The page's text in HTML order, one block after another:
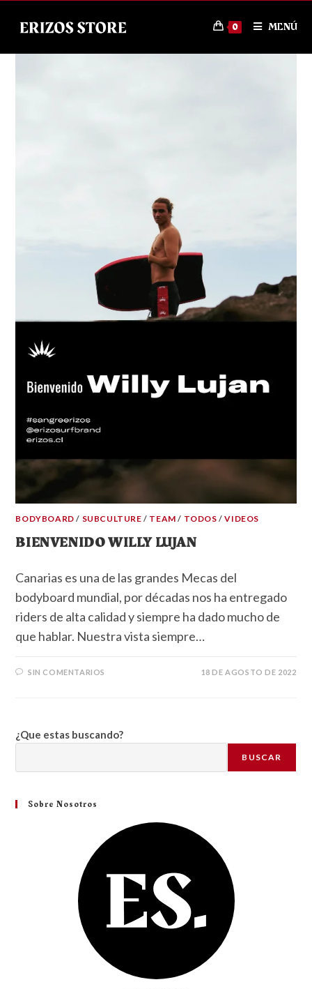
0 MENÚ
BODYBOARD / SUBCULTURE / TEAM / TODOS /VIDEOS
BIENVENIDO WILLY LUJAN
Canarias es una de las grandes Mecas del
bodyboard mundial, por décadas nos ha entregado
riders de alta calidad y siempre ha dado mucho de
que hablar. Nuestra vista siempre…
SIN COMENTARIOS 18 DE AGOSTO DE 2022
¿Que estas buscando?
BUSCAR
Sobre Nosotros